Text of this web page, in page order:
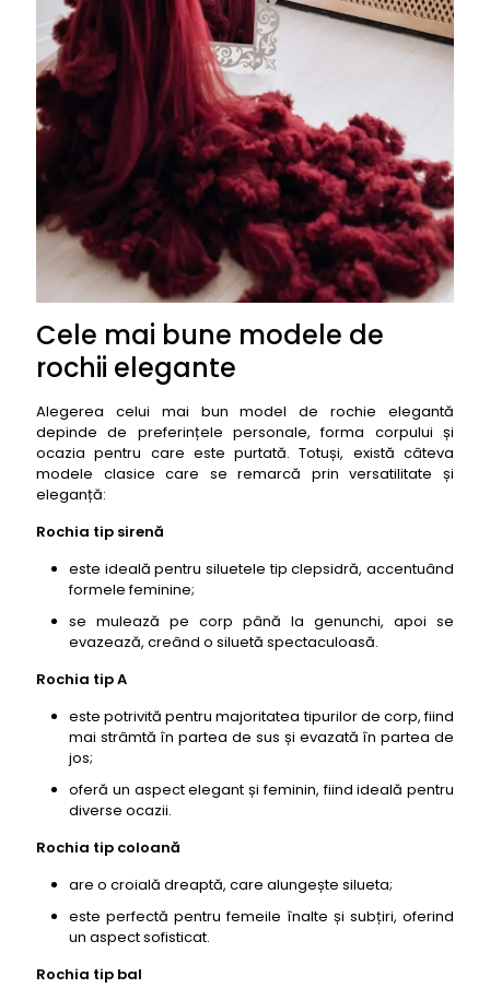
8- Modele de rochii elegante: Rochie de cocktail cu
paiete, Bogas
9- Modele de rochii elegante: Rochie de ocazie cu
imprimeu geometric, Nissa
10- Modele de rochii elegante: Rochie de seară din
mătase, TinaR
11- Modele de rochii elegante: Rochie de cocktail cu
aplicații florale, Ivonne
12- Modele de rochii elegante: Rochie de seară cu
decolteu adânc, Ana Radu
13- Modele de rochii elegante: Rochie de cocktail
cu imprimeu abstract, Chic Diva
14- Modele de rochii elegante: Rochie de ocazie
cu broderie, Jojo Boutique
15- Modele de rochii elegante: Rochie de seară tip
coloană, Bien Savvy
16- Modele de rochii elegante: Rochie de cocktail
cu decolteu asimetric, Mexton
17- Modele de rochii elegante: Rochie de ocazie cu
imprimeu paisley, Vero Moda
18- Modele de rochii elegante: Rochie de seară cu
drapaje, Laura Biagiotti
19- Modele de rochii elegante: Rochie de cocktail
cu franjuri, Mango
cu imprimeu animal print, Guess
21- Modele de rochii elegante: Rochie de seară cu
tăieturi geometrice, Elisabetta Franchi
cu imprimeu polka dot, Zara
23- Modele de rochii elegante: Rochie de ocazie
cu broderie manuală, Irina Schrotter
24- Modele de rochii elegante: Rochie de seară
cu pene, H&M Studio
25- Modele de rochii elegante: Rochie de cocktail
cu imprimeu tropical, Desigual
26- Modele de rochii elegante: Rochie de seară
Cele mai bune modele de
rochii elegante
Alegerea celui mai bun model de rochie elegantă
depinde de preferințele personale, forma corpului și
ocazia pentru care este purtată. Totuși, există câteva
modele clasice care se remarcă prin versatilitate și
eleganță:
Rochia tip sirenă
este ideală pentru siluetele tip clepsidră, accentuând
formele feminine;
se mulează pe corp până la genunchi, apoi se
evazează, creând o siluetă spectaculoasă.
Rochia tip A
este potrivită pentru majoritatea tipurilor de corp, fiind
mai strâmtă în partea de sus și evazată în partea de
jos;
oferă un aspect elegant și feminin, fiind ideală pentru
diverse ocazii.
Rochia tip coloană
are o croială dreaptă, care alungește silueta;
este perfectă pentru femeile înalte și subțiri, oferind
un aspect sofisticat.
Rochia tip bal